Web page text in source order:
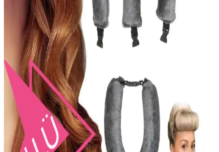
Pantene Aqua Light ve Temel Bakım Saç Kremi
Karşılaştırması Saç Tiplerine Uygunluk ve
Performans Analizi
Pantene Aqua Light ve Temel Bakım saç kremleri, içerik,
performans ve sürdürülebilirlik açısından karşılaştırıldı. Her iki ürün
de farklı saç ihtiyaçlarına uygun, hafif ve doğal içeriklerle
güçlendirici özellikler sunuyor.
Ashley Joy Bitkisel Saç Bakım Yağı: Doğal
İçeriklerle Saç Sağlığını Destekleyen Ürün
Ashley Joy Bitkisel Saç Bakım Yağı, doğal içeriklerle saçların
güçlenmesine, parlaklık kazanmasına ve dökülmenin önlenmesine
yardımcı olur. Düzenli kullanımda sağlıklı ve parlak saçlar sağlar.